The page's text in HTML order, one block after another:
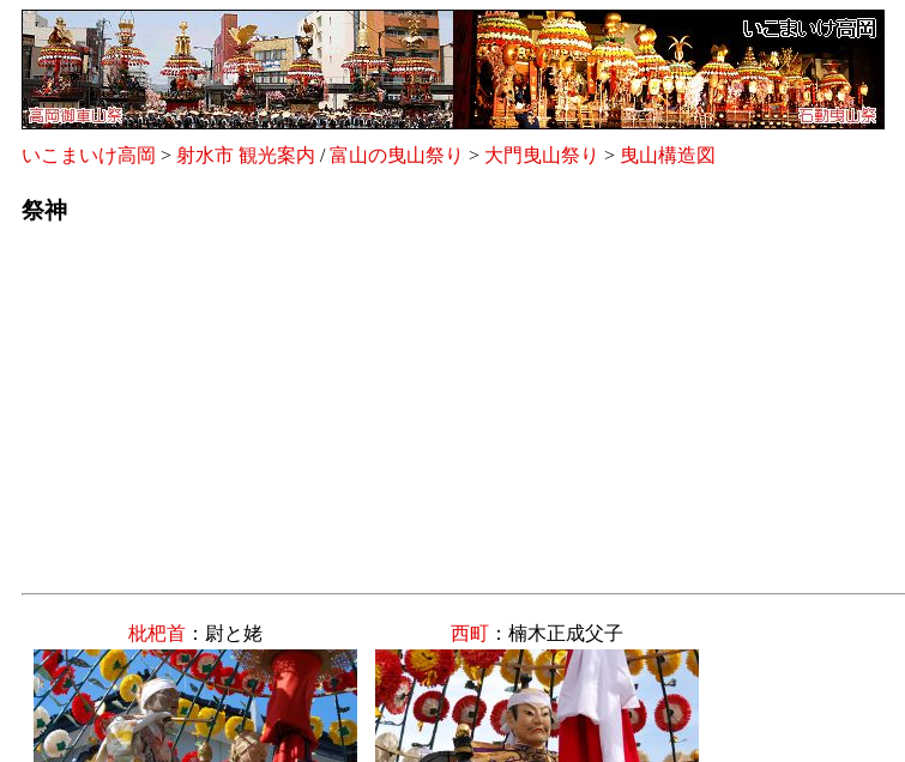
いこまいけ高岡 > 射水市 観光案内 /富山の曳山祭り > 大門曳山祭り > 曳山構造図
祭神
枇杷首 ：尉と姥 西町 ：楠木正成父子